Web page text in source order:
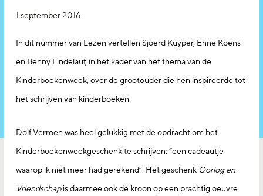
1 september 2016
In dit nummer van Lezen vertellen Sjoerd Kuyper, Enne Koens
en Benny Lindelauf, in het kader van het thema van de
Kinderboekenweek, over de grootouder die hen inspireerde tot
het schrijven van kinderboeken.
Dolf Verroen was heel gelukkig met de opdracht om het
Kinderboekenweekgeschenk te schrijven: “een cadeautje
waarop ik niet meer had gerekend”. Het geschenk Oorlog en
Vriendschapis daarmee ook de kroon op een prachtig oeuvre